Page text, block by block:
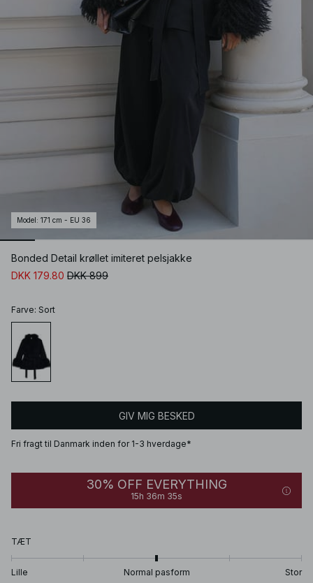
Model : 171 cm - EU 36
Bonded Detail krøllet imiteret pelsjakke
DKK 179.80 DKK 899
Farve: Sort
GIV MIG BESKED
Fri fragt til Danmark inden for 1-3 hverdage*
30% OFF EVERYTHING
15h 36m 35s
TÆT
Lille Normal pasform Stor